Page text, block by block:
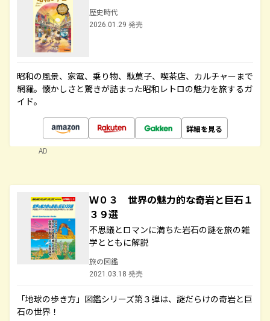
歴史時代
2026.01.29 発売
昭和の風景、家電、乗り物、駄菓子、喫茶店、カルチャーまで
網羅。懐かしさと驚きが詰まった昭和レトロの魅力を旅するガ
イド。
詳細を見る
AD
Ｗ０３ 世界の魅力的な奇岩と巨石１
３９選
不思議とロマンに満ちた岩石の謎を旅の雑
学とともに解説
旅の図鑑
2021.03.18 発売
「地球の歩き方」図鑑シリーズ第３弾は、謎だらけの奇岩と巨
石の世界！